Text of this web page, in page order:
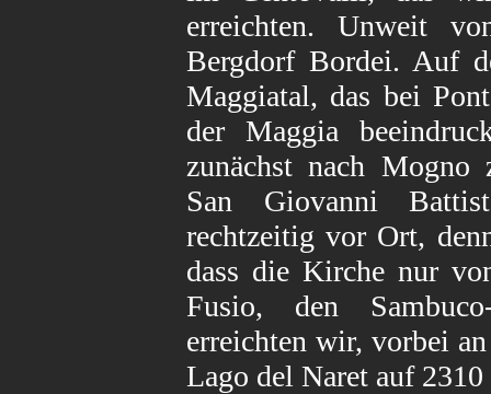
erreichten. Unweit
Bergdorf Bordei. Auf
Maggiatal, das bei
der Maggia
zunächst nach Mogno
San Giovanni
rechtzeitig vor Ort,
dass die Kirche nur
Fusio, den
erreichten wir, vorbei
Lago del Naret auf